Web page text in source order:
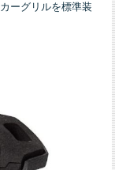
ーグリルを標準装